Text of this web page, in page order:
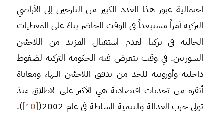
احتمالية عبور هذا العدد الكبير من النازحين إلى الأراضي
التركية أمراً مستبعداً في الوقت الحاضر بناءً على المعطيات
الحالية في تركيا لعدم استقبال المزيد من اللاجئين
السوريين. في وقت تتعرض فيه الحكومة التركية لضغوط
داخلية وأوروبية للحد من تدفق اللاجئين اليها، ومعاناة
أنقرة من تحديات اقتصادية هي الأكبر على الاطلاق منذ
تولي حزب العدالة والتنمية السلطة في عام 2002(
[10]
).